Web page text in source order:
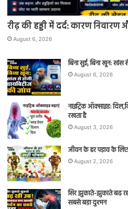
रीढ़ की हड्डी में दर्द: कारण निवारण
August 6, 2026
बिना सुई, बिना खून: सांस
August 6, 2026
नाइट्रिक ऑक्साइड:
रखता है
August 3, 2026
जीवन के हर पड़ाव के
August 2, 2026
सिर झुकाते-झुकाते बढ़
सबसे बड़ा दुश्मन